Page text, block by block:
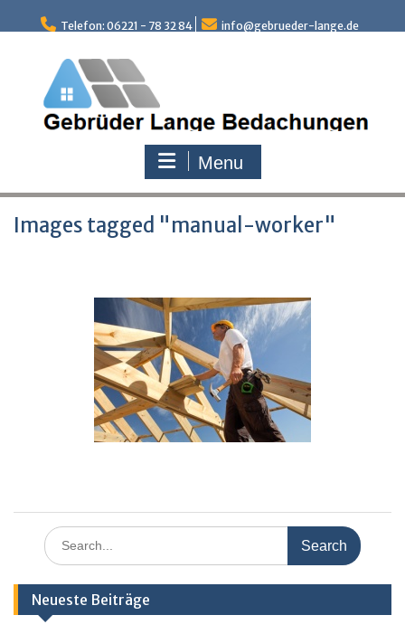
to
Telefon: 06221 - 78 32 84 info@gebrueder-lange.de
Menu
Images tagged "manual-worker"
Search
for:
Neueste Beiträge